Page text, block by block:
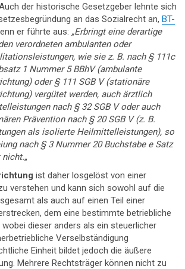
der historische Gesetzgeber lehnte sich
an das Sozialrecht an,BT-
er führte aus: „Erbringt eine derartige
verordneten ambulanten oder
wie sie z. B. nach § 111c
1 Nummer 5 BBhV (ambulante
oder § 111 SGB V (stationäre
vergütet werden, auch ärztlich
nach § 32 SGB V oder auch
Prävention nach § 20 SGB V (z. B.
als isolierte Heilmittelleistungen), so
nach § 3 Nummer 20 Buchstabe e Satz
nicht.„
ist daher losgelöst von einer
verstehen und kann sich sowohl auf die
als auch auf einen Teil einer
dem eine bestimmte betriebliche
dieser anders als ein steuerlicher
Verselbständigung
Einheit bildet jedoch die äußere
Mehrere Rechtsträger können nicht zu